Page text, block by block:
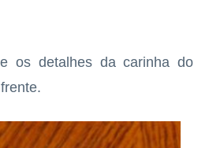
os detalhes da carinha do